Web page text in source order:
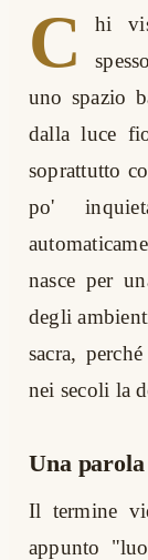
C
hi
uno spazio
dalla luce
soprattutto
po'
nasce per
degli
sacra,
nei secoli la
Una
Il termine
appunto